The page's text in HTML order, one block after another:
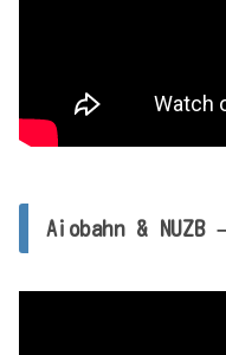
Aiobahn &